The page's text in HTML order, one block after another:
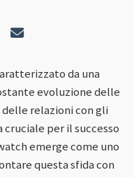
da una
evoluzione delle
relazioni con gli
per il successo
emerge come uno
questa sfida con